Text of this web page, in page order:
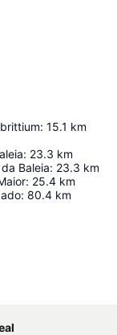
: 15.1 km
: 23.3 km
Baleia: 23.3 km
: 25.4 km
: 80.4 km